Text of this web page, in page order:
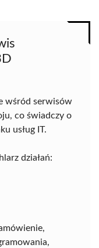
wśród serwisów
co świadczy o
usług IT.
działań: